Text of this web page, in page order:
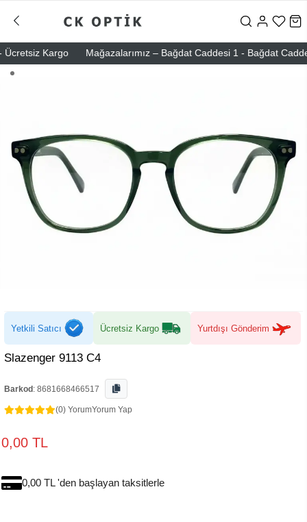
Kargo Mağazalarımız – Bağdat Caddesi 1 - Bağdat
Yetkili Satıcı Ücretsiz Kargo Yurtdışı Gönderim
Slazenger 9113 C4
Barkod : 8681668466517
(0) YorumYorum Yap
0,00 TL
0,00 TL 'den başlayan taksitlerle